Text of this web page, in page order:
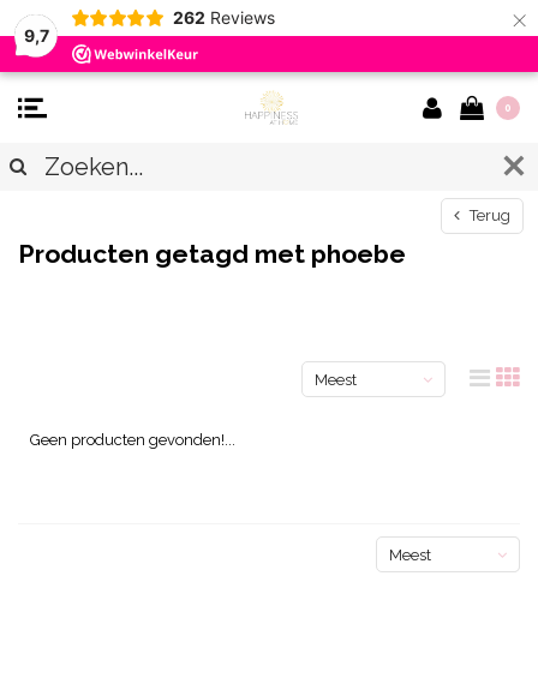
9,7
262 Reviews ×
0
Terug
Producten getagd met phoebe
Meest
Geen producten gevonden!...
Meest